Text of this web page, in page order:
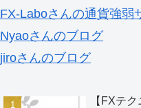
FX-Laboさんの通貨強弱
Nyaoさんのブログ
jiroさんのブログ
【FXテ